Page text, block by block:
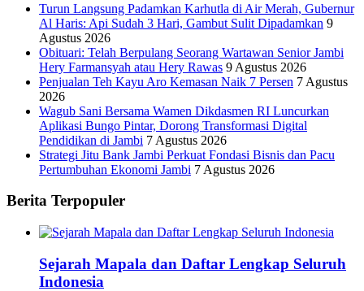
Turun Langsung Padamkan Karhutla di Air Merah, Gubernur
Al Haris: Api Sudah 3 Hari, Gambut Sulit Dipadamkan 9
Agustus 2026
Obituari: Telah Berpulang Seorang Wartawan Senior Jambi
Hery Farmansyah atau Hery Rawas 9 Agustus 2026
Penjualan Teh Kayu Aro Kemasan Naik 7 Persen 7 Agustus
2026
Wagub Sani Bersama Wamen Dikdasmen RI Luncurkan
Aplikasi Bungo Pintar, Dorong Transformasi Digital
Pendidikan di Jambi 7 Agustus 2026
Strategi Jitu Bank Jambi Perkuat Fondasi Bisnis dan Pacu
Pertumbuhan Ekonomi Jambi 7 Agustus 2026
Berita Terpopuler
Sejarah Mapala dan Daftar Lengkap Seluruh
Indonesia